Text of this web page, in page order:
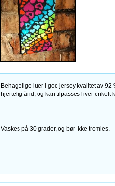
Behagelige luer i god jersey kvalitet av
hjertelig ånd, og kan tilpasses hver enkelt
Vaskes på 30 grader, og bør ikke tromles.